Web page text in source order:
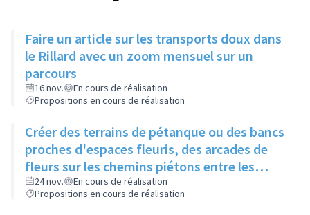
Faire un article sur les transports doux dans
le Rillard avec un zoom mensuel sur un
parcours
16 nov.
En cours de réalisation
Propositions en cours de réalisation
Créer des terrains de pétanque ou des bancs
proches d'espaces fleuris, des arcades de
fleurs sur les chemins piétons entre les
immeubles
24 nov.
En cours de réalisation
Propositions en cours de réalisation